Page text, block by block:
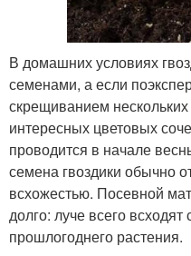
В домашних условиях
семенами, а если
скрещиванием
интересных цветовых
проводится в начале
семена гвоздики обычно
всхожестью. Посевной
долго: луче всего
прошлогоднего растения.